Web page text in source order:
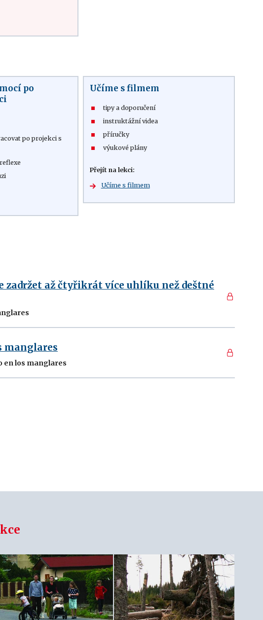
po
po projekci s
Učíme s filmem
tipy a doporučení
instruktážní videa
příručky
výukové plány
Přejít na lekci:
Učíme s filmem
až čtyřikrát více uhlíku než deštné
manglares
en los manglares